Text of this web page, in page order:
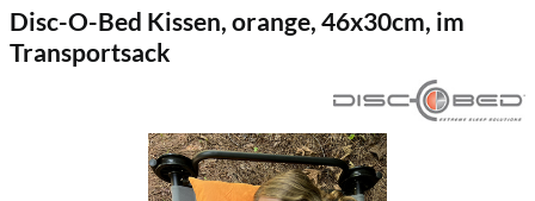
Disc-O-Bed Kissen, orange, 46x30cm, im
Transportsack